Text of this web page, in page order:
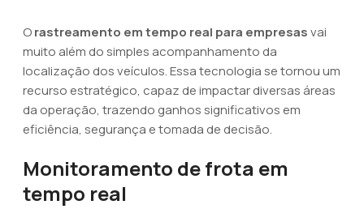
Orastreamento em tempo real para empresasvai
muito além do simples acompanhamento da
localização dos veículos. Essa tecnologia se tornou um
recurso estratégico, capaz de impactar diversas áreas
da operação, trazendo ganhos significativos em
eficiência, segurança e tomada de decisão.
Monitoramento de frota em
tempo real